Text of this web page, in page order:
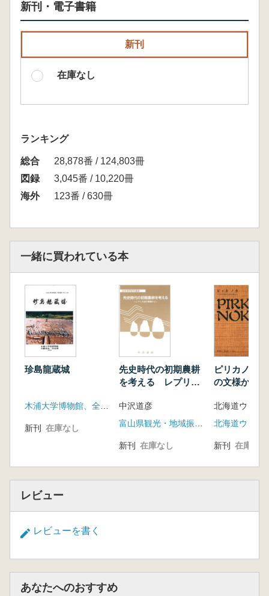
新刊・電子書籍
新刊
在庫なし
ランキング
総合
28,878番 / 124,803冊
図録
3,045番 / 10,220冊
海外
123番 / 630冊
一緒に買われている本
珍島龍蔵城
木浦大学博物館、全羅南道珍島郡
新刊 在庫なし
先史時代の初期農耕
を考える レプリカ
中沢道彦
富山県観光・地域振興局 国際・日本海政策課
新刊 在庫なし
ピリカノカ
の文様から
北海道ウタリ
北海道ウタリ
新刊 在庫なし
レビュー
レビューを書く
あなたへのおすすめ